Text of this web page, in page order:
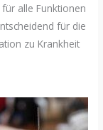
alle Funktionen
für die
zu Krankheit